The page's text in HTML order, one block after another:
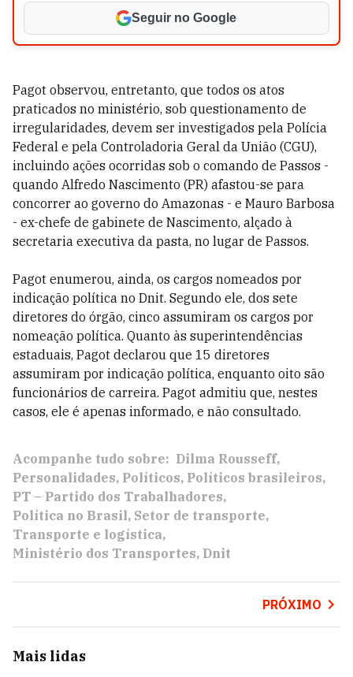
Seguir no Google
Pagot observou, entretanto, que todos os atos
praticados no ministério, sob questionamento de
irregularidades, devem ser investigados pela Polícia
Federal e pela Controladoria Geral da União (CGU),
incluindo ações ocorridas sob o comando de Passos -
quando Alfredo Nascimento (PR) afastou-se para
concorrer ao governo do Amazonas - e Mauro Barbosa
- ex-chefe de gabinete de Nascimento, alçado à
secretaria executiva da pasta, no lugar de Passos.
Pagot enumerou, ainda, os cargos nomeados por
indicação política no Dnit. Segundo ele, dos sete
diretores do órgão, cinco assumiram os cargos por
nomeação política. Quanto às superintendências
estaduais, Pagot declarou que 15 diretores
assumiram por indicação política, enquanto oito são
funcionários de carreira. Pagot admitiu que, nestes
casos, ele é apenas informado, e não consultado.
Acompanhe tudo sobre: Dilma Rousseff
Personalidades Políticos Políticos brasileiros
PT – Partido dos Trabalhadores
Política no Brasil Setor de transporte
Transporte e logística
Ministério dos Transportes Dnit
PRÓXIMO
Mais lidas